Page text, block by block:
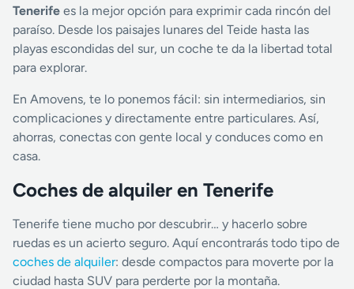
Tenerife es la mejor opción para exprimir cada rincón del
paraíso. Desde los paisajes lunares del Teide hasta las
playas escondidas del sur, un coche te da la libertad total
para explorar.
En Amovens, te lo ponemos fácil: sin intermediarios, sin
complicaciones y directamente entre particulares. Así,
ahorras, conectas con gente local y conduces como en
casa.
Coches de alquiler en Tenerife
Tenerife tiene mucho por descubrir… y hacerlo sobre
ruedas es un acierto seguro. Aquí encontrarás todo tipo de
coches de alquiler: desde compactos para moverte por la
ciudad hasta SUV para perderte por la montaña.